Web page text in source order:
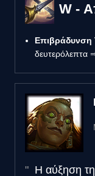
W -
Επιβράδυνση
δευτερόλεπτα
Η αύξηση